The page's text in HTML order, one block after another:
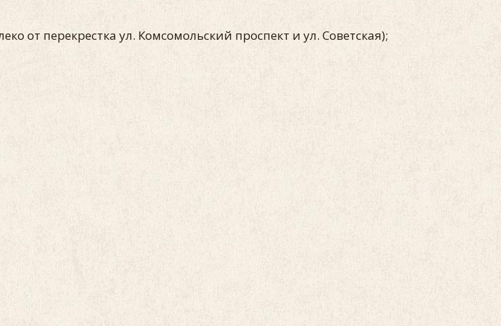
от перекрестка ул. Комсомольский проспект и ул. Советская);